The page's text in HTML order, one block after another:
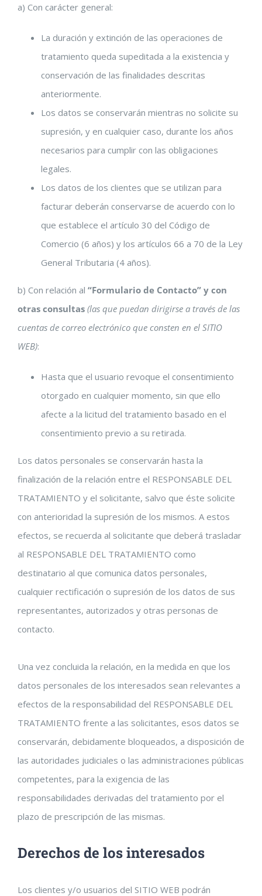
a) Con carácter general:
La duración y extinción de las operaciones de
tratamiento queda supeditada a la existencia y
conservación de las finalidades descritas
anteriormente.
Los datos se conservarán mientras no solicite su
supresión, y en cualquier caso, durante los años
necesarios para cumplir con las obligaciones
legales.
Los datos de los clientes que se utilizan para
facturar deberán conservarse de acuerdo con lo
que establece el artículo 30 del Código de
Comercio (6 años) y los artículos 66 a 70 de la Ley
General Tributaria (4 años).
b) Con relación al “Formulario de Contacto” y con
otras consultas (las que puedan dirigirse a través de las
cuentas de correo electrónico que consten en el SITIO
WEB):
Hasta que el usuario revoque el consentimiento
otorgado en cualquier momento, sin que ello
afecte a la licitud del tratamiento basado en el
consentimiento previo a su retirada.
Los datos personales se conservarán hasta la
finalización de la relación entre el RESPONSABLE DEL
TRATAMIENTO y el solicitante, salvo que éste solicite
con anterioridad la supresión de los mismos. A estos
efectos, se recuerda al solicitante que deberá trasladar
al RESPONSABLE DEL TRATAMIENTO como
destinatario al que comunica datos personales,
cualquier rectificación o supresión de los datos de sus
representantes, autorizados y otras personas de
contacto.
Una vez concluida la relación, en la medida en que los
datos personales de los interesados sean relevantes a
efectos de la responsabilidad del RESPONSABLE DEL
TRATAMIENTO frente a las solicitantes, esos datos se
conservarán, debidamente bloqueados, a disposición de
las autoridades judiciales o las administraciones públicas
competentes, para la exigencia de las
responsabilidades derivadas del tratamiento por el
plazo de prescripción de las mismas.
Derechos de los interesados
Los clientes y/o usuarios del SITIO WEB podrán